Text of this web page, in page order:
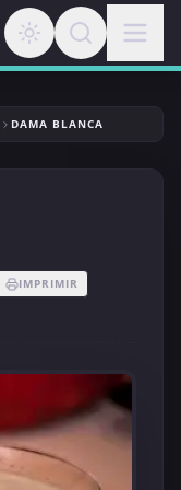
DAMA BLANCA
IMPRIMIR